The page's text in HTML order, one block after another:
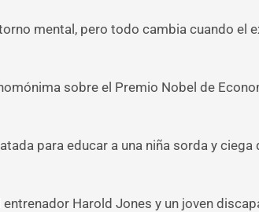
mental, pero todo cambia cuando el
sobre el Premio Nobel de
para educar a una niña sorda y
Harold Jones y un joven